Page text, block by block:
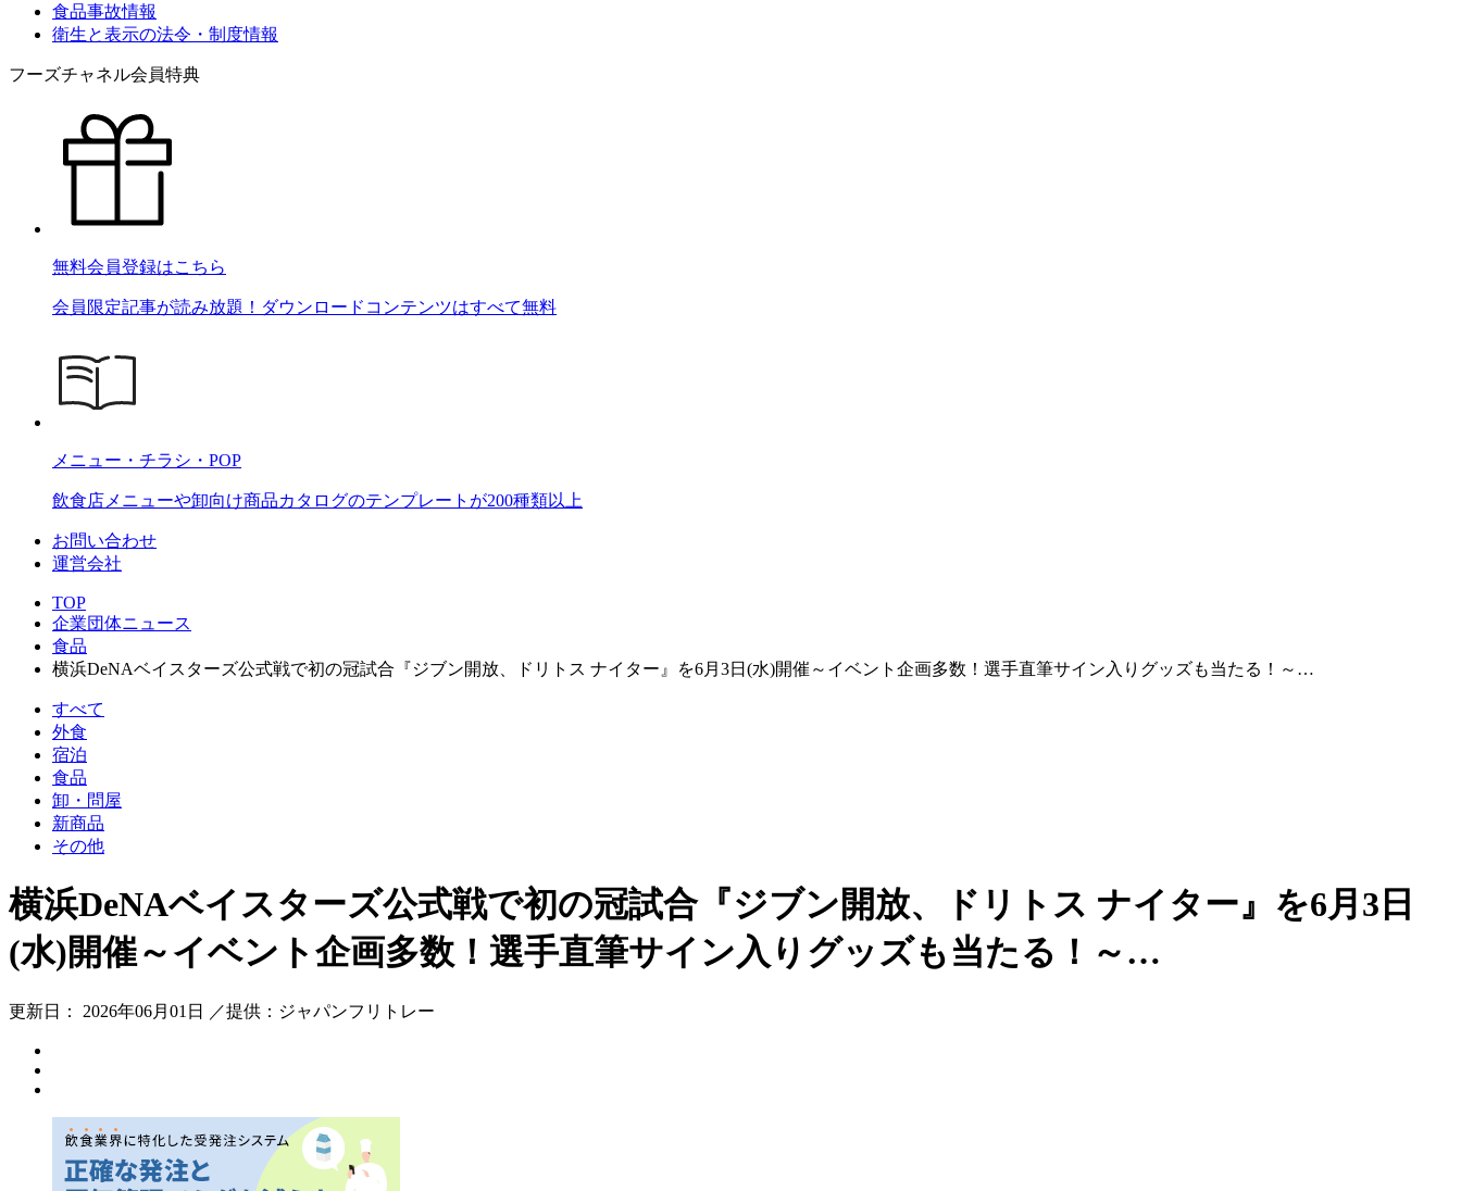
食品事故情報
衛生と表示の法令・制度情報
フーズチャネル会員特典
無料会員登録はこちら
会員限定記事が読み放題！ダウンロードコンテンツはすべて無料
メニュー・チラシ・POP
飲食店メニューや卸向け商品カタログのテンプレートが200種類以上
お問い合わせ
運営会社
TOP
企業団体ニュース
食品
横浜DeNAベイスターズ公式戦で初の冠試合『ジブン開放、ドリトス ナイター』を6月3日(水)開催～イベント企画多数！選手直筆サイン入りグッズも当たる！～…
すべて
外食
宿泊
食品
卸・問屋
新商品
その他
横浜DeNAベイスターズ公式戦で初の冠試合『ジブン開放、ドリトス ナイター』を6月3日
(水)開催～イベント企画多数！選手直筆サイン入りグッズも当たる！～…
更新日： 2026年06月01日 ／提供：ジャパンフリトレー